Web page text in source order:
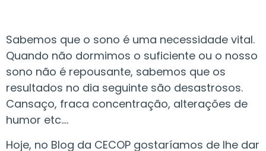
Sabemos que o sono é uma necessidade vital.
Quando não dormimos o suficiente ou o nosso
sono não é repousante, sabemos que os
resultados no dia seguinte são desastrosos.
Cansaço, fraca concentração, alterações de
humor etc….
Hoje, no Blog da CECOP gostaríamos de lhe dar